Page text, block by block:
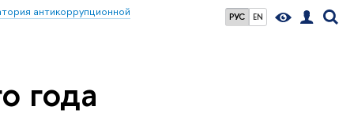
РУС EN
антикоррупционной
года